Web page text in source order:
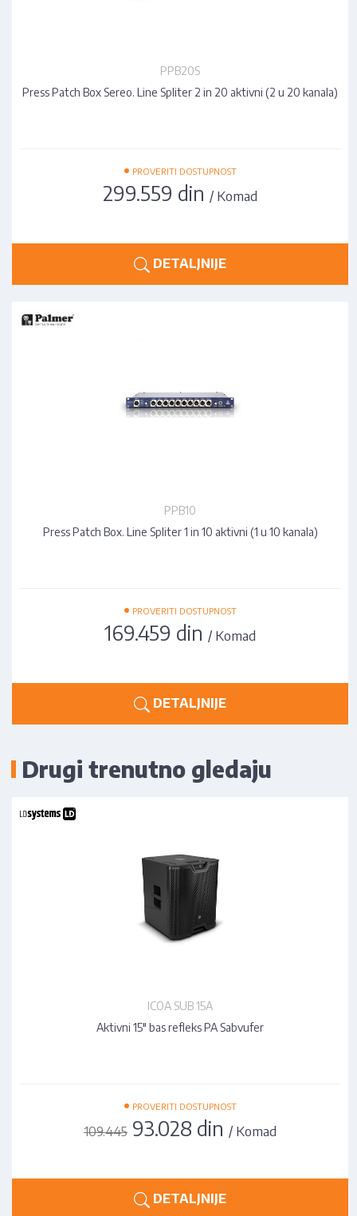
PPB20S
Press Patch Box Sereo. Line Spliter 2 in 20 aktivni (2 u 20 kanala)
• PROVERITI DOSTUPNOST
299.559 din / Komad
DETALJNIJE
PPB10
Press Patch Box. Line Spliter 1 in 10 aktivni (1 u 10 kanala)
• PROVERITI DOSTUPNOST
169.459 din / Komad
DETALJNIJE
Drugi trenutno gledaju
ICOA SUB 15A
Aktivni 15" bas refleks PA Sabvufer
• PROVERITI DOSTUPNOST
109.445 93.028 din / Komad
DETALJNIJE